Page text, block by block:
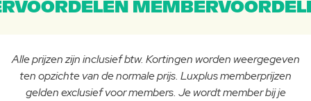
Alle prijzen zijn inclusief btw. Kortingen worden weergegeven
ten opzichte van de normale prijs. Luxplus memberprijzen
gelden exclusief voor members. Je wordt member bij je